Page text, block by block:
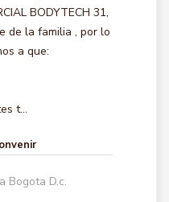
BODYTECH 31,
de la familia , por lo
a que:
t...
Bogota D.c.